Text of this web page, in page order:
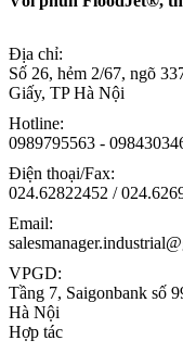
Địa chỉ:
Số 26, hẻm 2/67, ngõ
Giấy, TP Hà Nội
Hotline:
0989795563 -
Điện thoại/Fax:
024.62822452 /
Email:
VPGD:
Tầng 7, Saigonbank số
Hà Nội
Hợp tác